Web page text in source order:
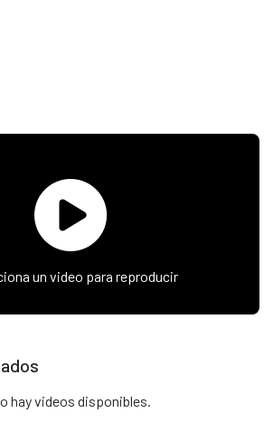
un video para reproducir
hay videos disponibles.